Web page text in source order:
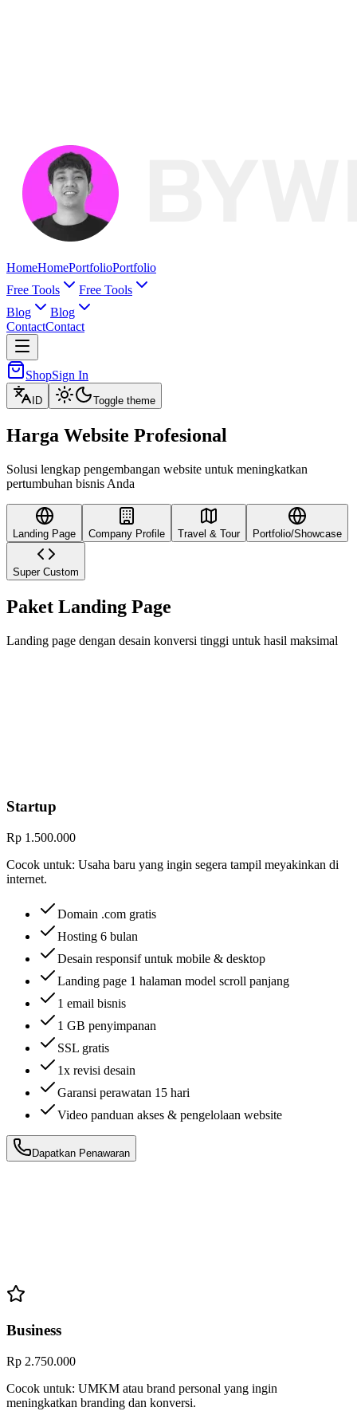
HomeHomePortfolioPortfolio
Free Tools
Free Tools
Blog
Blog
ContactContact
ShopSign In
ID Toggle theme
Harga Website Profesional
Solusi lengkap pengembangan website untuk meningkatkan
pertumbuhan bisnis Anda
Landing Page Company Profile Travel & Tour Portfolio/Showcase
Super Custom
Paket Landing Page
Landing page dengan desain konversi tinggi untuk hasil maksimal
Startup
Rp 1.500.000
Cocok untuk: Usaha baru yang ingin segera tampil meyakinkan di
internet.
Domain .com gratis
Hosting 6 bulan
Desain responsif untuk mobile & desktop
Landing page 1 halaman model scroll panjang
1 email bisnis
1 GB penyimpanan
SSL gratis
1x revisi desain
Garansi perawatan 15 hari
Video panduan akses & pengelolaan website
Dapatkan Penawaran
Business
Rp 2.750.000
Cocok untuk: UMKM atau brand personal yang ingin
meningkatkan branding dan konversi.